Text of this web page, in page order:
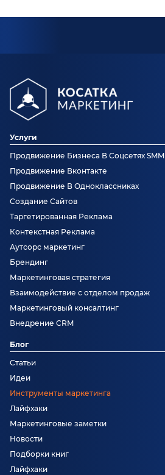
Услуги
Продвижение Бизнеса В Соцсетях SMM
Продвижение Вконтакте
Продвижение В Одноклассниках
Создание Сайтов
Таргетированная Реклама
Контекстная Реклама
Аутсорс маркетинг
Брендинг
Маркетинговая стратегия
Взаимодействие с отделом продаж
Маркетинговый консалтинг
Внедрение CRM
Блог
Статьи
Идеи
Инструменты маркетинга
Лайфхаки
Маркетинговые заметки
Новости
Подборки книг
Лайфхаки